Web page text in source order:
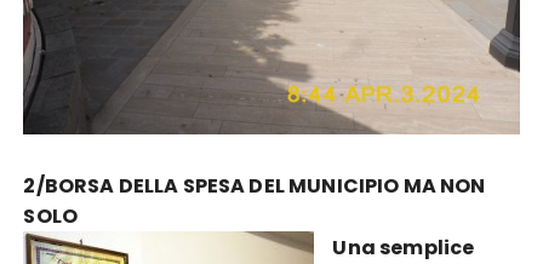
2/BORSA DELLA SPESA DEL MUNICIPIO MA NON
SOLO
Una semplice